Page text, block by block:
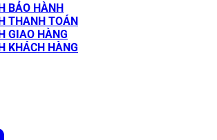
BẢO HÀNH
THANH TOÁN
GIAO HÀNG
KHÁCH HÀNG